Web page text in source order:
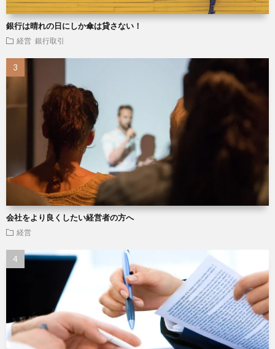
銀行は晴れの日にしか傘は貸さない！
経営 銀行取引
会社をより良くしたい経営者の方へ
経営